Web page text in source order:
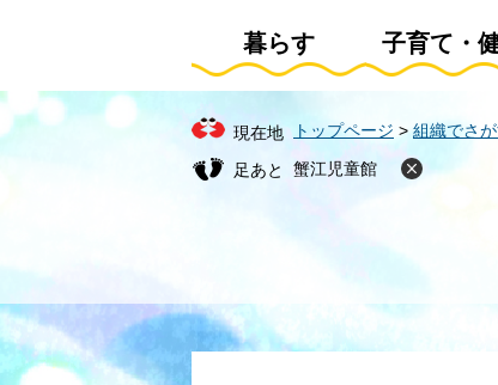
文
へ
暮らす 子育て・
現在地 トップページ >組織でさ
蟹江児童館